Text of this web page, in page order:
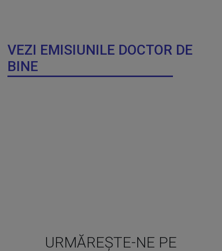
VEZI EMISIUNILE DOCTOR DE
BINE
URMĂREȘTE-NE PE